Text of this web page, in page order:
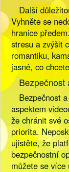
Další
Vyhněte se
hranice
stresu a zvýšit
romantiku,
jasné, co
Bezpečnost
Bezpečnost
aspektem
že chránit své
priorita.
ujistěte, že
bezpečnostní
můžete se